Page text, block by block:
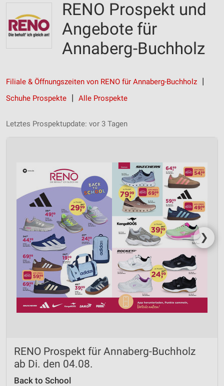
RENO Prospekt und
Angebote für
Annaberg-Buchholz
Filiale & Öffnungszeiten von RENO für Annaberg-Buchholz
Schuhe Prospekte
Alle Prospekte
Letztes Prospektupdate: vor 3 Tagen
❯
RENO Prospekt für Annaberg-Buchholz
ab Di. den 04.08.
Back to School